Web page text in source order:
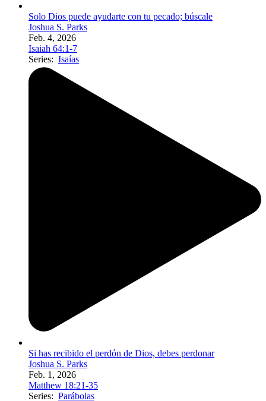
Solo Dios puede ayudarte con tu pecado; búscale
Joshua S. Parks
Feb. 4, 2026
Isaiah 64:1-7
Series: Isaías
Si has recibido el perdón de Dios, debes perdonar
Joshua S. Parks
Feb. 1, 2026
Matthew 18:21-35
Series: Parábolas